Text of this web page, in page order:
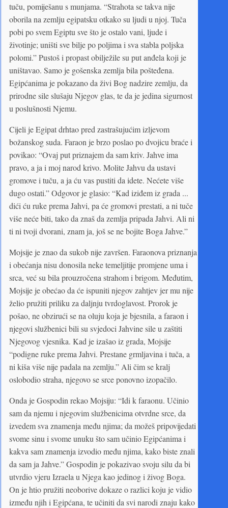
tuču, pomiješanu s munjama. “Strahota se takva nije
oborila na zemlju egipatsku otkako su ljudi u njoj. Tuča
pobi po svem Egiptu sve što je ostalo vani, ljude i
životinje; uništi sve bilje po poljima i sva stabla poljska
polomi.” Pustoš i propast obilježile su put anđela koji je
uništavao. Samo je gošenska zemlja bila pošteđena.
Egipćanima je pokazano da živi Bog nadzire zemlju, da
prirodne sile slušaju Njegov glas, te da je jedina sigurnost
u poslušnosti Njemu.
Cijeli je Egipat drhtao pred zastrašujućim izljevom
božanskog suda. Faraon je brzo poslao po dvojicu braće i
povikao: “Ovaj put priznajem da sam kriv. Jahve ima
pravo, a ja i moj narod krivo. Molite Jahvu da ustavi
gromove i tuču, a ja ću vas pustiti da idete. Nećete više
dugo ostati.” Odgovor je glasio: “Kad iziđem iz grada ...
dići ću ruke prema Jahvi, pa će gromovi prestati, a ni tuče
više neće biti, tako da znaš da zemlja pripada Jahvi. Ali ni
ti ni tvoji dvorani, znam ja, još se ne bojite Boga Jahve.”
Mojsije je znao da sukob nije završen. Faraonova priznanja
i obećanja nisu donosila neke temeljitije promjene uma i
srca, već su bila prouzročena strahom i brigom. Međutim,
Mojsije je obećao da će ispuniti njegov zahtjev jer mu nije
želio pružiti priliku za daljnju tvrdoglavost. Prorok je
pošao, ne obzirući se na oluju koja je bjesnila, a faraon i
njegovi službenici bili su svjedoci Jahvine sile u zaštiti
Njegovog vjesnika. Kad je izašao iz grada, Mojsije
“podigne ruke prema Jahvi. Prestane grmljavina i tuča, a
ni kiša više nije padala na zemlju.” Ali čim se kralj
oslobodio straha, njegovo se srce ponovno izopačilo.
Onda je Gospodin rekao Mojsiju: “Idi k faraonu. Učinio
sam da njemu i njegovim službenicima otvrdne srce, da
izvedem sva znamenja među njima; da možeš pripovijedati
svome sinu i svome unuku što sam učinio Egipćanima i
kakva sam znamenja izvodio među njima, kako biste znali
da sam ja Jahve.” Gospodin je pokazivao svoju silu da bi
utvrdio vjeru Izraela u Njega kao jedinog i živog Boga.
On je htio pružiti neoborive dokaze o razlici koju je vidio
između njih i Egipćana, te učiniti da svi narodi znaju kako